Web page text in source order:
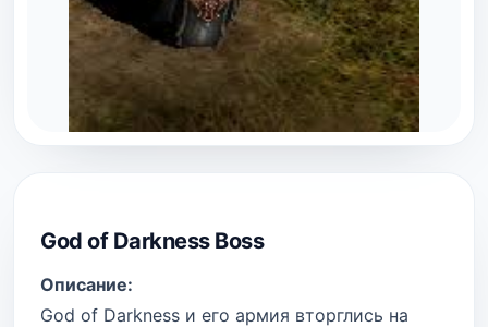
God of Darkness Boss
Описание:
God of Darkness и его армия вторглись на